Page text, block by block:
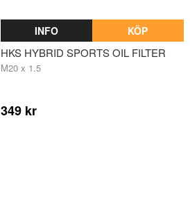
INFO KÖP
HKS HYBRID SPORTS OIL FILTER
M20 x 1.5
349 kr